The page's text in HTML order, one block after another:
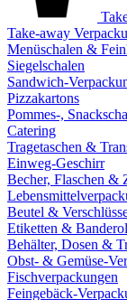
Take-away
Menüschalen &
Siegelschalen
Sandwich-
Pizzakartons
Pommes-,
Catering
Tragetaschen &
Einweg-Geschirr
Becher, Flaschen &
Beutel &
Etiketten &
Behälter, Dosen &
Obst- & Gemüse-
Fischverpackungen
Feingebäck-